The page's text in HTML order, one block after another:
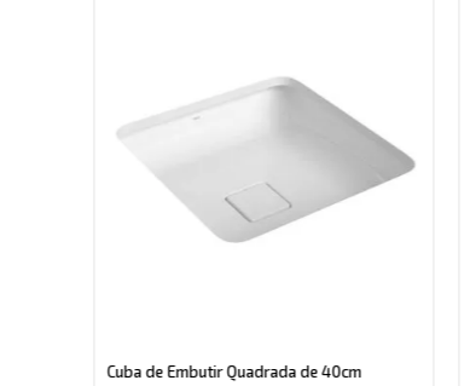
Cuba de Embutir Quadrada de 40cm